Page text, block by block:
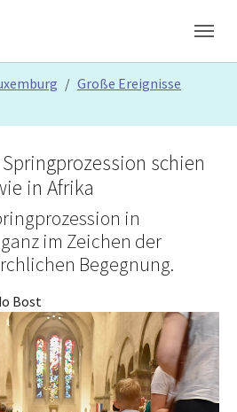
Große Ereignisse
schien
in Afrika
in
im Zeichen der
Begegnung.
Bost